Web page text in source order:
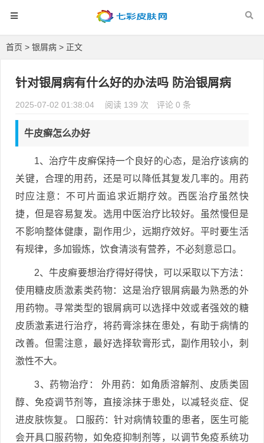
首页 > 银屑病 > 正文
针对银屑病有什么好的办法吗 防治银屑病
2025-07-02 01:38:04 阅读 139 次 评论 0 条
牛皮癣怎么办好
1、治疗牛皮癣保持一个良好的心态，是治疗该病的
关键，合理的用药，还是可以降低其复发几率的。用药
时应注意：不可片面追求近期疗效。西医治疗虽然快
捷，但是容易复发。选用中医治疗比较好。虽然慢但是
不影响整体健康，副作用少，远期疗效好。平时要生活
有规律，多加锻炼，饮食清淡有营养，不必刻意忌口。
2、牛皮癣要想治疗得好得快，可以采取以下方法：
使用糖皮质激素类药物：这是治疗银屑病最为熟悉的外
用药物。寻常类型的银屑病可以选择中效或者强效的糖
皮质激素进行治疗，将药膏涂抹在患处，有助于病情的
改善。但需注意，最好选择软膏形式，副作用较小，刺
激性不大。
3、药物治疗： 外用药：如角质溶解剂、皮质类固
醇、免疫调节剂等，直接涂抹于患处，以减轻炎症、促
进皮肤恢复。 口服药：针对病情较重的患者，医生可能
会开具口服药物，如免疫抑制剂等，以调节免疫系统功